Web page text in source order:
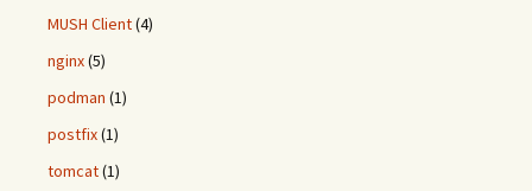
MUSH Client(4)
nginx(5)
podman (1)
postfix(1)
tomcat(1)